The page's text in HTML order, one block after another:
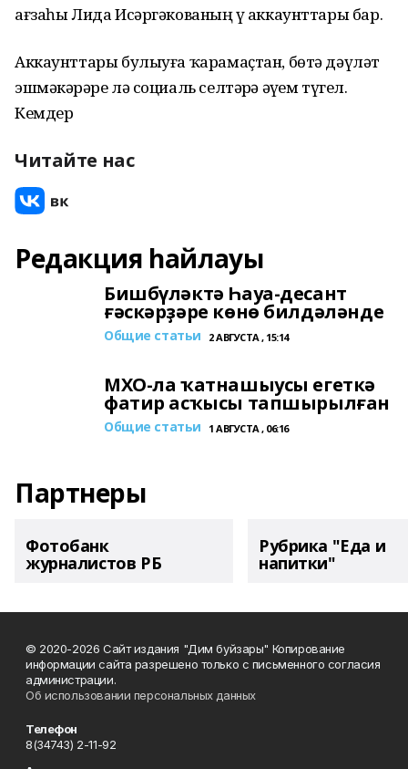
ағзаһы Лида Исәргәкованың үҙ аккаунттары бар.
Аккаунттары булыуға ҡарамаҫтан, бөтә дәүләт
эшмәкәрҙәре лә социаль селтәрҙә әүҙем түгел.
Кемдер
Читайте нас
Редакция һайлауы
Бишбүләктә Һауа-десант
ғәскәрҙәре көнө билдәләнде
Общие статьи 2 АВГУСТА , 15:14
МХО-ла ҡатнашыусы егеткә
фатир асҡысы тапшырылған
Общие статьи 1 АВГУСТА , 06:16
Партнеры
Фотобанк
журналистов РБ
Рубрика "Еда и
напитки"
© 2020-2026 Сайт издания "Дим буйзары" Копирование
информации сайта разрешено только с письменного согласия
администрации.
Об использовании персональных данных
Телефон
8(34743) 2-11-92